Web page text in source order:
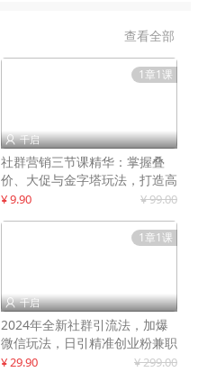
查看全部
1章1课
 千启
社群营销三节课精华：掌握叠
价、大促与金字塔玩法，打造高
效营销体系
¥ 9.90 ¥ 99.00
1章1课
 千启
2024年全新社群引流法，加爆
微信玩法，日引精准创业粉兼职
粉200+
¥ 29.90 ¥ 299.00